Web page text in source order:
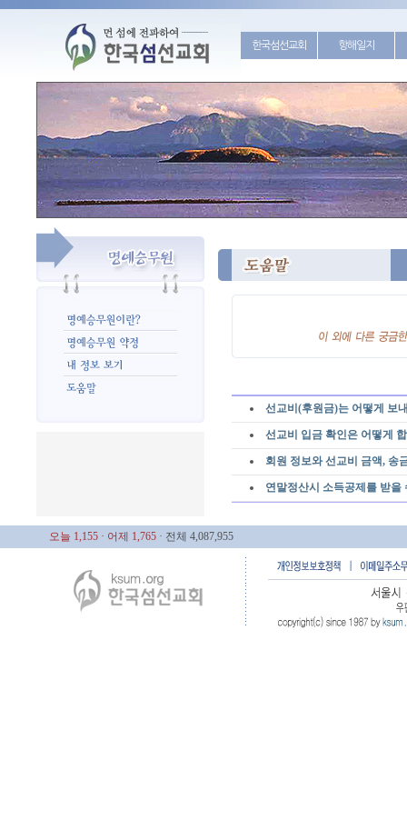
한국섬선교회 항해일지
선교비(후원금)는 어떻게 보
선교비 입금 확인은 어떻게
회원 정보와 선교비 금액, 송
연말정산시 소득공제를 받을
오늘 1,155 · 어제 1,765 · 전체 4,087,955